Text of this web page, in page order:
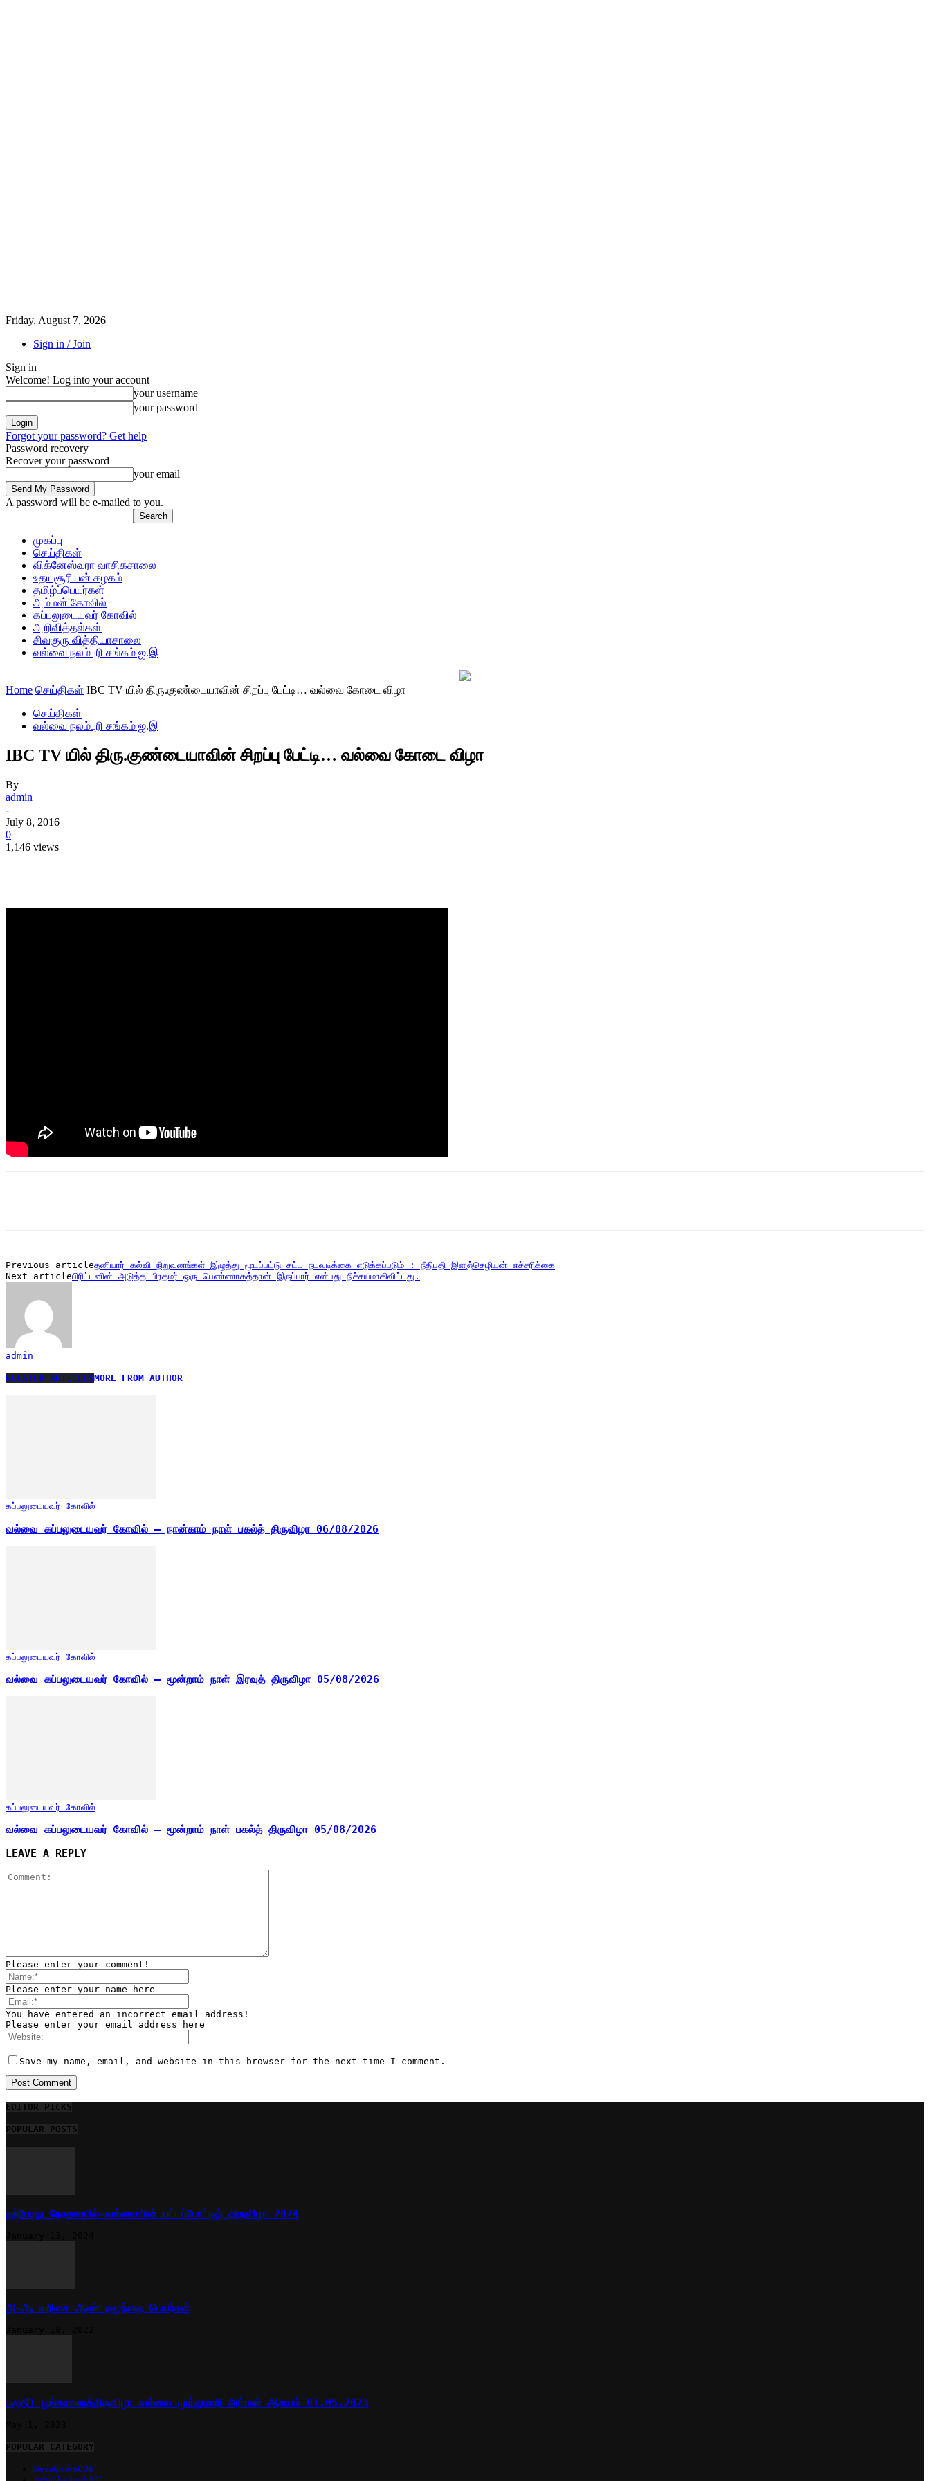
Friday, August 7, 2026
Sign in / Join
Sign in
Welcome! Log into your account
your username
your password
Forgot your password? Get help
Password recovery
Recover your password
your email
A password will be e-mailed to you.
முகப்பு
செய்திகள்
விக்னேஸ்வரா வாசிகசாலை
உதயசூரியன் கழகம்
தமிழ்ப்பெயர்கள்
அம்மன் கோவில்
கப்பலுடையவர் கோவில்
அறிவித்தல்கள்
சிவகுரு வித்தியாசாலை
வல்வை நலம்புரி சங்கம் ஐ.இ
Home செய்திகள் IBC TV யில் திரு.குண்டையாவின் சிறப்பு பேட்டி… வல்வை கோடை விழா
செய்திகள்
வல்வை நலம்புரி சங்கம் ஐ.இ
IBC TV யில் திரு.குண்டையாவின் சிறப்பு பேட்டி… வல்வை கோடை விழா
By
admin
-
July 8, 2016
0
1,146 views
Previous articleதனியார் கல்வி நிறுவனங்கள் இழுத்து மூடப்பட்டு சட்ட நடவடிக்கை எடுக்கப்படும் : நீதிபதி இளஞ்செழியன் எச்சரிக்கை
Next articleபிரிட்டனின் அடுத்த பிரதமர் ஒரு பெண்ணாகத்தான் இருப்பார் என்பது நிச்சயமாகிவிட்டது.
admin
RELATED ARTICLESMORE FROM AUTHOR
கப்பலுடையவர் கோவில்
வல்வை கப்பலுடையவர் கோவில் – நான்காம் நாள் பகல்த் திருவிழா 06/08/2026
கப்பலுடையவர் கோவில்
வல்வை கப்பலுடையவர் கோவில் – மூன்றாம் நாள் இரவுத் திருவிழா 05/08/2026
கப்பலுடையவர் கோவில்
வல்வை கப்பலுடையவர் கோவில் – மூன்றாம் நாள் பகல்த் திருவிழா 05/08/2026
LEAVE A REPLY
Please enter your comment!
Please enter your name here
You have entered an incorrect email address!
Please enter your email address here
Save my name, email, and website in this browser for the next time I comment.
EDITOR PICKS
POPULAR POSTS
தற்போது நேரலையில்-வல்வையின் பட்டப்போட்டித் திருவிழா 2024
அ-ஆ வரிசை ஆண் குழந்தை பெயர்கள்
பகுதி1 பூங்காவனத்திருவிழா வல்வை முத்துமாரி அம்மன் ஆலயம் 01.05.2023
POPULAR CATEGORY
செய்திகள்5006